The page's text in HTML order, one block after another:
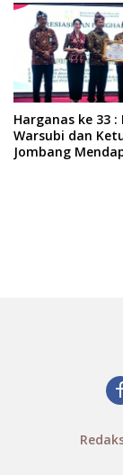
Harganas ke 33
Warsubi dan
Jombang